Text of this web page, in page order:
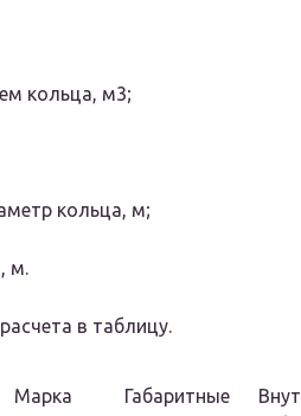
кольца, м3;
кольца, м;
м.
в таблицу.
Марка
Габаритные